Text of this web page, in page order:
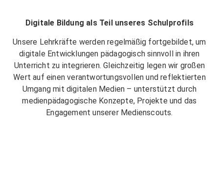
Digitale Bildung als Teil unseres Schulprofils
Unsere Lehrkräfte werden regelmäßig fortgebildet, um
digitale Entwicklungen pädagogisch sinnvoll in ihren
Unterricht zu integrieren. Gleichzeitig legen wir großen
Wert auf einen verantwortungsvollen und reflektierten
Umgang mit digitalen Medien – unterstützt durch
medienpädagogische Konzepte, Projekte und das
Engagement unserer Medienscouts.